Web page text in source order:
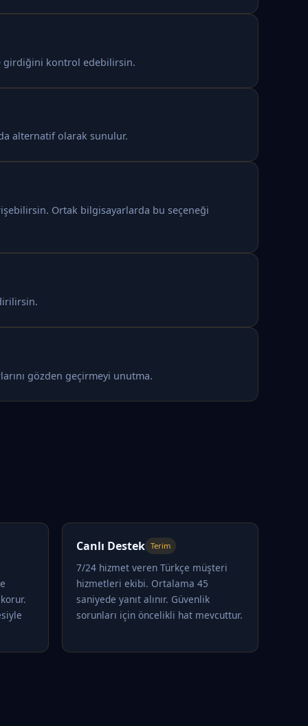
girdiğini kontrol edebilirsin.
alternatif olarak sunulur.
Ortak bilgisayarlarda bu seçeneği
gözden geçirmeyi unutma.
Canlı Destek Terim
7/24 hizmet veren Türkçe müşteri
hizmetleri ekibi. Ortalama 45
saniyede yanıt alınır. Güvenlik
sorunları için öncelikli hat mevcuttur.